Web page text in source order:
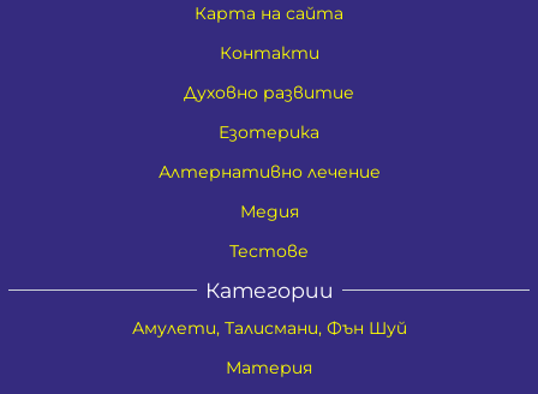
Карта на сайта
Контакти
Духовно развитие
Езотерика
Алтернативно лечение
Медия
Тестове
Категории
Амулети, Талисмани, Фън Шуй
Материя